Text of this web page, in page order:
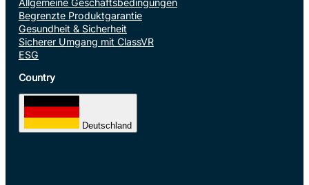
Begrenzte Produktgarantie
Gesundheit & Sicherheit
Sicherer Umgang mit ClassVR
ESG
Country
Deutschland